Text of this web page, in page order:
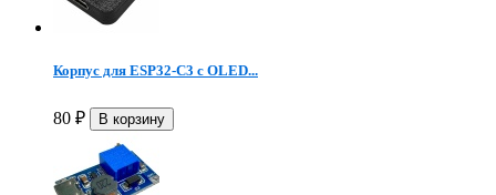
Корпус для ESP32-C3 с OLED...
80 ₽